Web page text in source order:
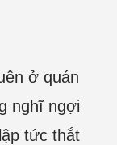
ở quán
nghĩ ngợi
tức thắt